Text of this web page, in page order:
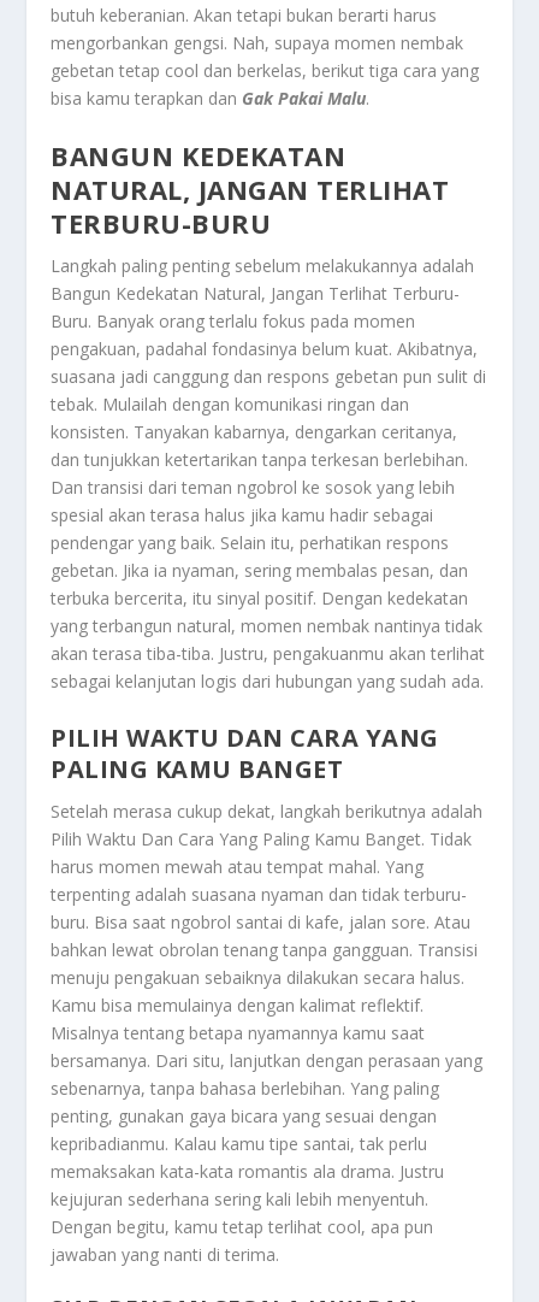
butuh keberanian. Akan tetapi bukan berarti harus
mengorbankan gengsi. Nah, supaya momen nembak
gebetan tetap cool dan berkelas, berikut tiga cara yang
bisa kamu terapkan dan Gak Pakai Malu.
BANGUN KEDEKATAN
NATURAL, JANGAN TERLIHAT
TERBURU-BURU
Langkah paling penting sebelum melakukannya adalah
Bangun Kedekatan Natural, Jangan Terlihat Terburu-
Buru. Banyak orang terlalu fokus pada momen
pengakuan, padahal fondasinya belum kuat. Akibatnya,
suasana jadi canggung dan respons gebetan pun sulit di
tebak. Mulailah dengan komunikasi ringan dan
konsisten. Tanyakan kabarnya, dengarkan ceritanya,
dan tunjukkan ketertarikan tanpa terkesan berlebihan.
Dan transisi dari teman ngobrol ke sosok yang lebih
spesial akan terasa halus jika kamu hadir sebagai
pendengar yang baik. Selain itu, perhatikan respons
gebetan. Jika ia nyaman, sering membalas pesan, dan
terbuka bercerita, itu sinyal positif. Dengan kedekatan
yang terbangun natural, momen nembak nantinya tidak
akan terasa tiba-tiba. Justru, pengakuanmu akan terlihat
sebagai kelanjutan logis dari hubungan yang sudah ada.
PILIH WAKTU DAN CARA YANG
PALING KAMU BANGET
Setelah merasa cukup dekat, langkah berikutnya adalah
Pilih Waktu Dan Cara Yang Paling Kamu Banget. Tidak
harus momen mewah atau tempat mahal. Yang
terpenting adalah suasana nyaman dan tidak terburu-
buru. Bisa saat ngobrol santai di kafe, jalan sore. Atau
bahkan lewat obrolan tenang tanpa gangguan. Transisi
menuju pengakuan sebaiknya dilakukan secara halus.
Kamu bisa memulainya dengan kalimat reflektif.
Misalnya tentang betapa nyamannya kamu saat
bersamanya. Dari situ, lanjutkan dengan perasaan yang
sebenarnya, tanpa bahasa berlebihan. Yang paling
penting, gunakan gaya bicara yang sesuai dengan
kepribadianmu. Kalau kamu tipe santai, tak perlu
memaksakan kata-kata romantis ala drama. Justru
kejujuran sederhana sering kali lebih menyentuh.
Dengan begitu, kamu tetap terlihat cool, apa pun
jawaban yang nanti di terima.